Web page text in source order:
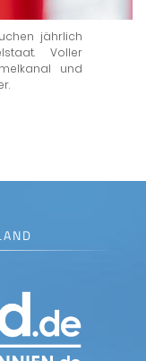
jährlich
Voller
und